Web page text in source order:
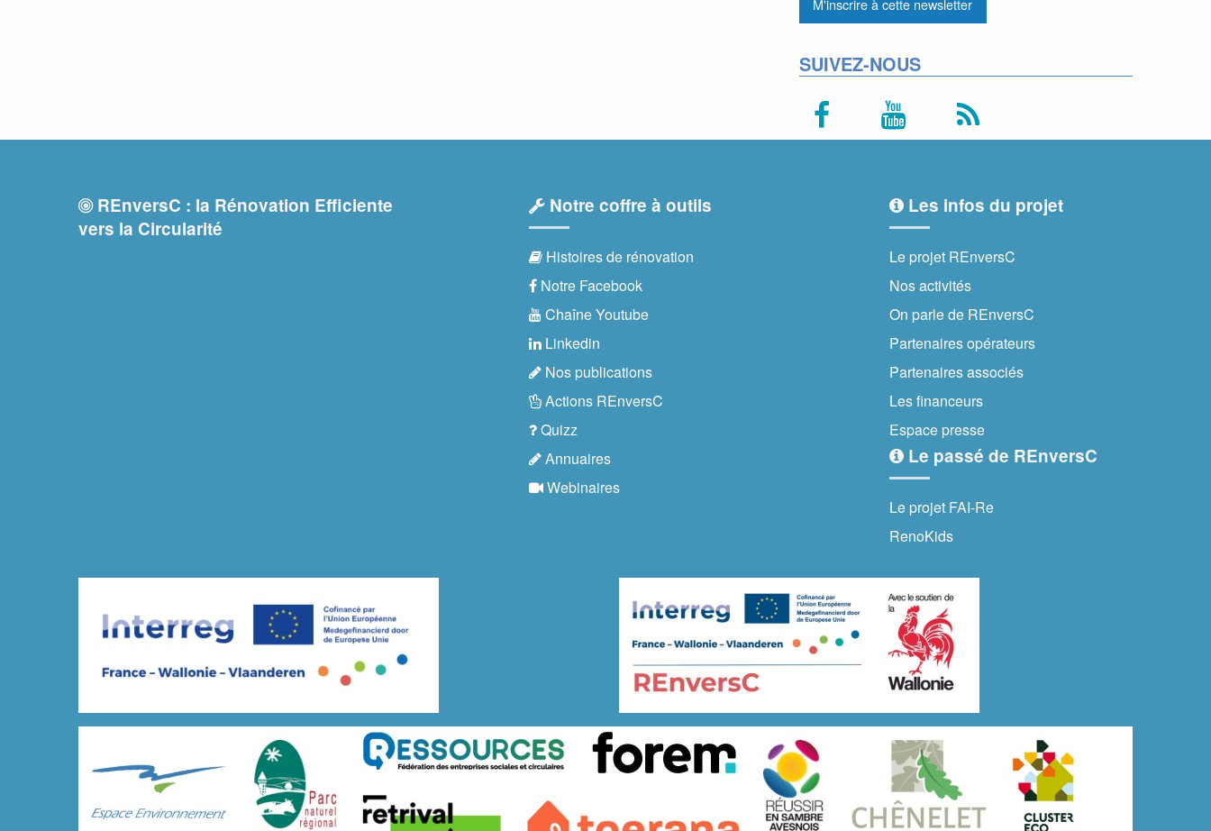
SUIVEZ-NOUS
REnversC : la Rénovation Efficiente
vers la Circularité
Notre coffre à outils
Histoires de rénovation
Notre Facebook
Chaîne Youtube
Linkedin
Nos publications
Actions REnversC
Quizz
Annuaires
Webinaires
Les infos du projet
Le projet REnversC
Nos activités
On parle de REnversC
Partenaires opérateurs
Partenaires associés
Les financeurs
Espace presse
Le passé de REnversC
Le projet FAI-Re
RenoKids